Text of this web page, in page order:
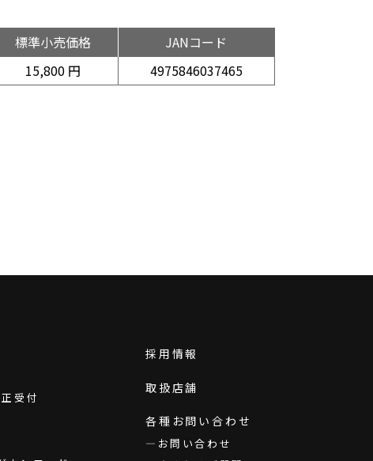
標準小売価格
JANコード
15,800 円 4975846037465
受付
採用情報
取扱店舗
各種お問い合わせ
お問い合わせ